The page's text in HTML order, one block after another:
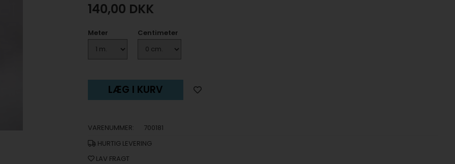
140,00 DKK
Meter Centimeter
LÆG I KURV
VARENUMMER:
700181
HURTIG LEVERING
LAV FRAGT